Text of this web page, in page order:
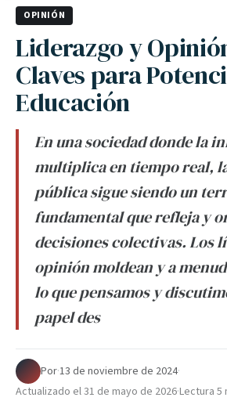
OPINIÓN
Liderazgo y
Claves para
Educación
En una sociedad donde la
multiplica en tiempo real,
pública sigue siendo un
fundamental que refleja y
decisiones colectivas. Los
opinión moldean y a
lo que pensamos y
papel des
Por·13 de noviembre de 2024·
Actualizado el31 de mayo de 2026·Lectura 5